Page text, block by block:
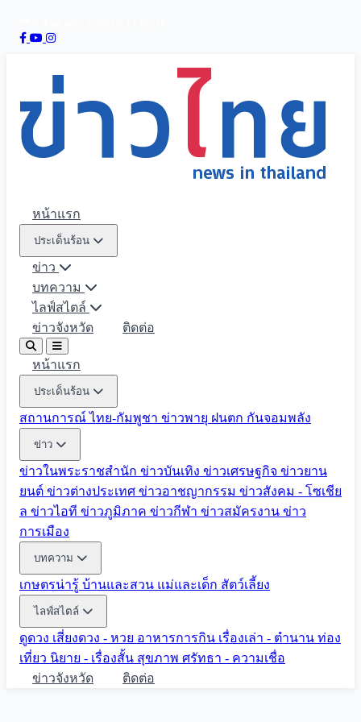
หน้าแรก
ประเด็นร้อน
ข่าว
บทความ
ไลฟ์สไตล์
ข่าวจังหวัด
ติดต่อ
หน้าแรก
ประเด็นร้อน
สถานการณ์ ไทย-กัมพูชา ข่าวพายุ ฝนตก กันจอมพลัง
ข่าว
ข่าวในพระราชสำนัก ข่าวบันเทิง ข่าวเศรษฐกิจ ข่าวยาน
ยนต์ ข่าวต่างประเทศ ข่าวอาชญากรรม ข่าวสังคม - โซเชีย
ล ข่าวไอที ข่าวภูมิภาค ข่าวกีฬา ข่าวสมัครงาน ข่าว
การเมือง
บทความ
เกษตรน่ารู้ บ้านและสวน แม่และเด็ก สัตว์เลี้ยง
ไลฟ์สไตล์
ดูดวง เสี่ยงดวง - หวย อาหารการกิน เรื่องเล่า - ตำนาน ท่อง
เที่ยว นิยาย - เรื่องสั้น สุขภาพ ศรัทธา - ความเชื่อ
ข่าวจังหวัด
ติดต่อ